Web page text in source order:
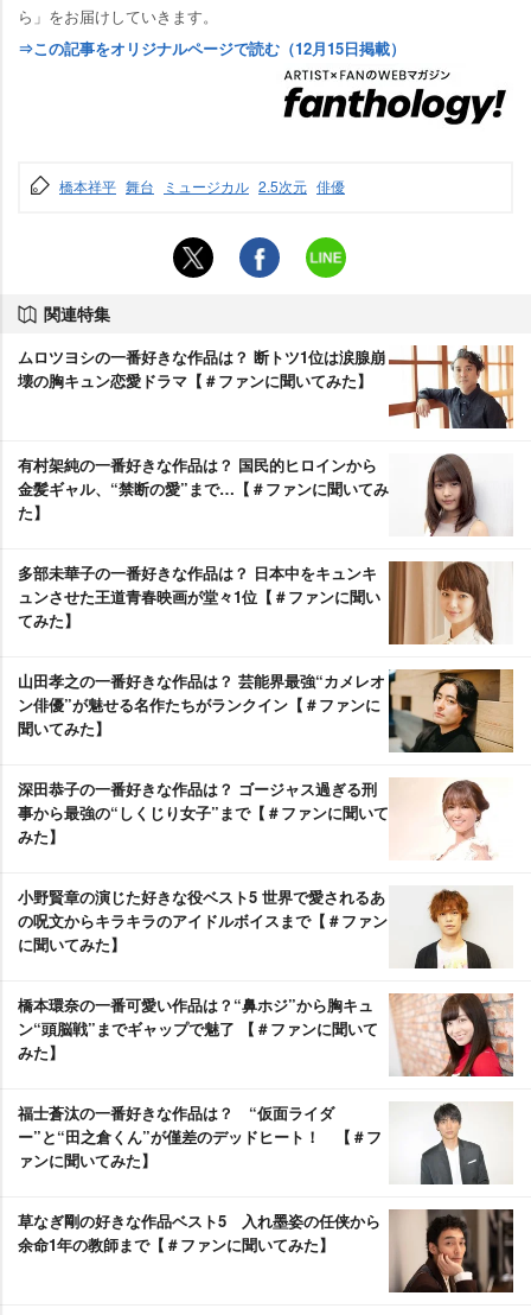
ら」をお届けしていきます。
⇒この記事をオリジナルページで読む（12月15日掲載）
橋本祥平 舞台 ミュージカル 2.5次元 俳優
関連特集
ムロツヨシの一番好きな作品は？ 断トツ1位は涙腺崩
壊の胸キュン恋愛ドラマ【＃ファンに聞いてみた】
有村架純の一番好きな作品は？ 国民的ヒロインから
金髪ギャル、“禁断の愛”まで…【＃ファンに聞いてみ
た】
多部未華子の一番好きな作品は？ 日本中をキュンキ
ュンさせた王道青春映画が堂々1位【＃ファンに聞い
てみた】
山田孝之の一番好きな作品は？ 芸能界最強“カメレオ
ン俳優”が魅せる名作たちがランクイン【＃ファンに
聞いてみた】
深田恭子の一番好きな作品は？ ゴージャス過ぎる刑
事から最強の“しくじり女子”まで【＃ファンに聞いて
みた】
小野賢章の演じた好きな役ベスト5 世界で愛されるあ
の呪文からキラキラのアイドルボイスまで【＃ファン
に聞いてみた】
橋本環奈の一番可愛い作品は？“鼻ホジ”から胸キュ
ン“頭脳戦”までギャップで魅了 【＃ファンに聞いて
みた】
福士蒼汰の一番好きな作品は？ “仮面ライダ
ー”と“田之倉くん”が僅差のデッドヒート！ 【＃フ
ァンに聞いてみた】
草なぎ剛の好きな作品ベスト5 入れ墨姿の任侠から
余命1年の教師まで【＃ファンに聞いてみた】